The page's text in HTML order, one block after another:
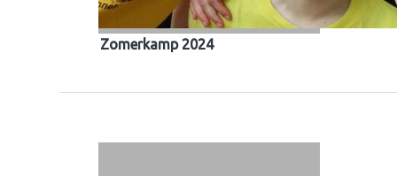
Zomerkamp 2024